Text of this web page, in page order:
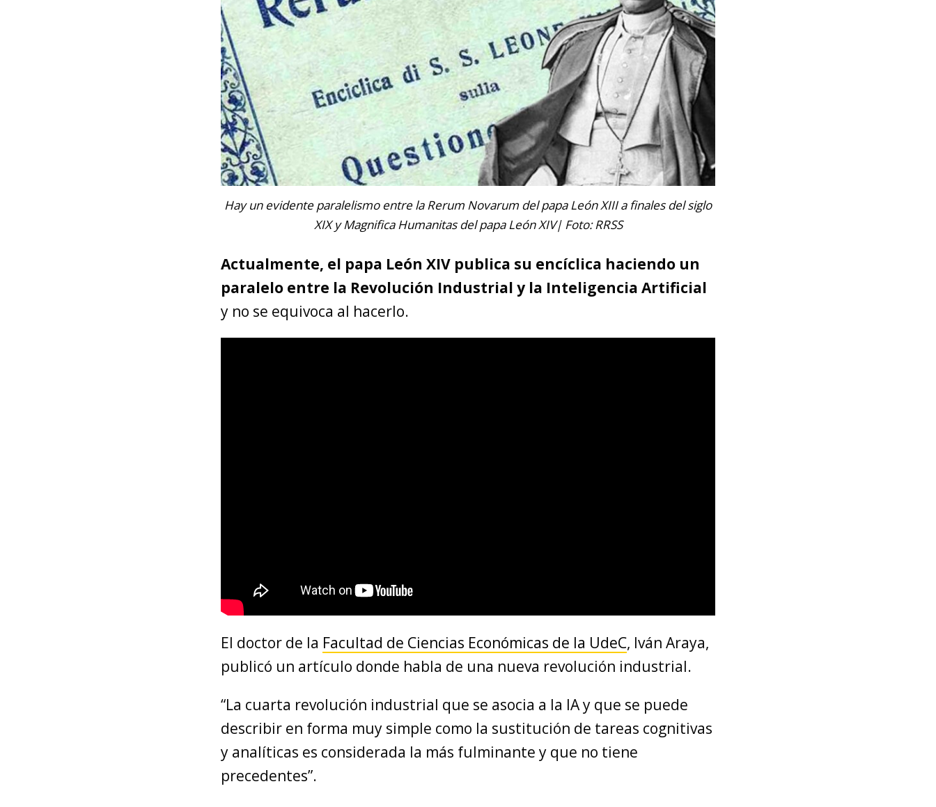
Hay un evidente paralelismo entre la Rerum Novarum del papa León XIII a finales del siglo
XIX y Magnifica Humanitas del papa León XIV| Foto: RRSS
Actualmente, el papa León XIV publica su encíclica haciendo un
paralelo entre la Revolución Industrial y la Inteligencia Artificial
y no se equivoca al hacerlo.
El doctor de la Facultad de Ciencias Económicas de la UdeC, Iván Araya,
publicó un artículo donde habla de una nueva revolución industrial.
“La cuarta revolución industrial que se asocia a la IA y que se puede
describir en forma muy simple como la sustitución de tareas cognitivas
y analíticas es considerada la más fulminante y que no tiene
precedentes”.